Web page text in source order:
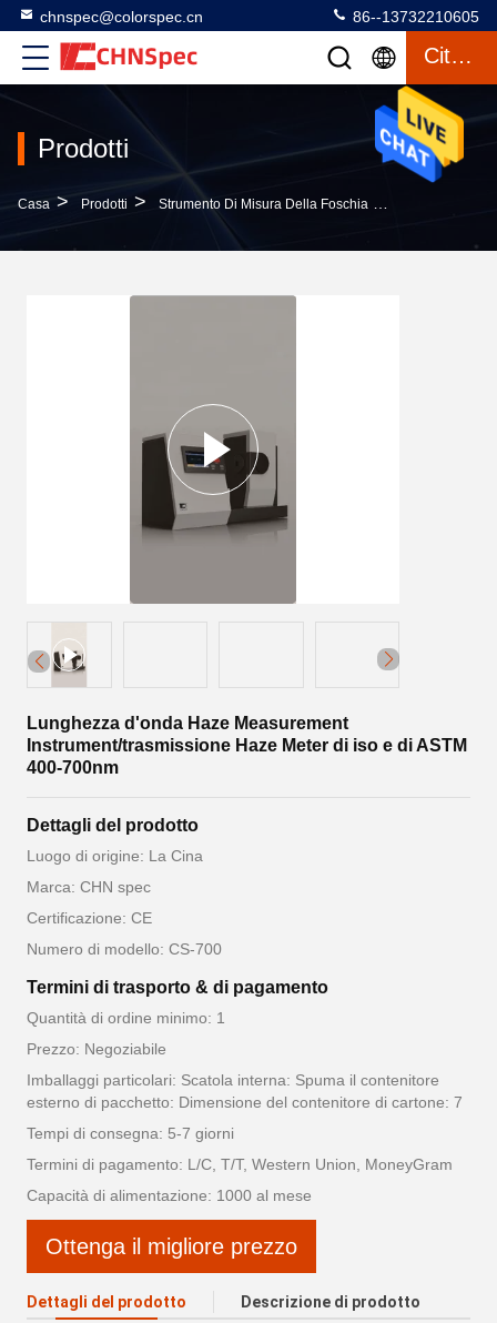
chnspec@colorspec.cn 86--13732210605
Citazione
Prodotti
Casa > Prodotti > Strumento Di Misura Della Foschia >
Lunghezza d'onda Haze Measurement
Instrument/trasmissione Haze Meter di iso e di ASTM
400-700nm
Dettagli del prodotto
Luogo di origine: La Cina
Marca: CHN spec
Certificazione: CE
Numero di modello: CS-700
Termini di trasporto & di pagamento
Quantità di ordine minimo: 1
Prezzo: Negoziabile
Imballaggi particolari: Scatola interna: Spuma il contenitore
esterno di pacchetto: Dimensione del contenitore di cartone: 7
Tempi di consegna: 5-7 giorni
Termini di pagamento: L/C, T/T, Western Union, MoneyGram
Capacità di alimentazione: 1000 al mese
Ottenga il migliore prezzo
Dettagli del prodotto Descrizione di prodotto